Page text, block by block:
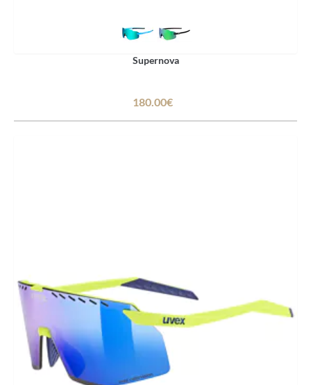
Supernova
180.00€